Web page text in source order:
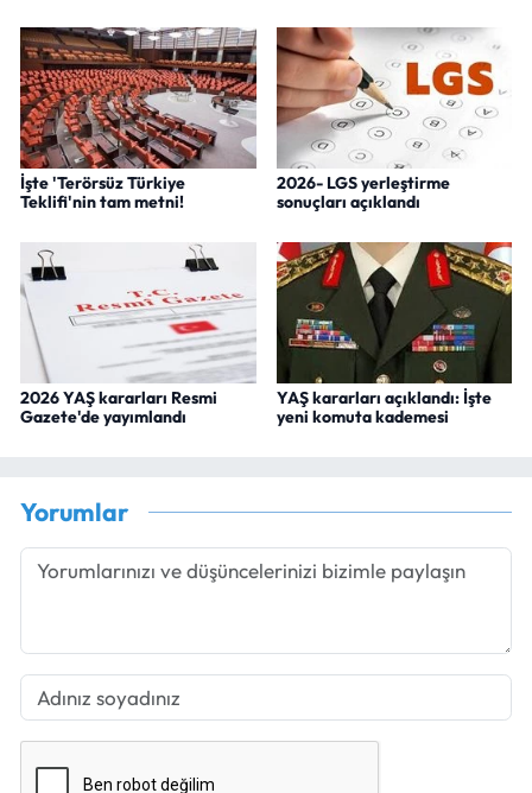
İşte 'Terörsüz Türkiye
Teklifi'nin tam metni!
2026- LGS yerleştirme
sonuçları açıklandı
2026 YAŞ kararları Resmi
Gazete'de yayımlandı
YAŞ kararları açıklandı: İşte
yeni komuta kademesi
Yorumlar